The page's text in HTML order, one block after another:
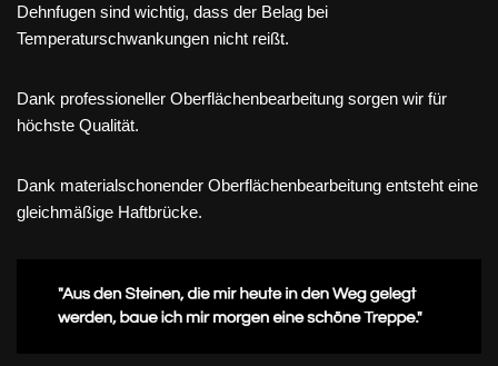
Dehnfugen sind wichtig, dass der Belag bei
Temperaturschwankungen nicht reißt.
Dank professioneller Oberflächenbearbeitung sorgen wir für
höchste Qualität.
Dank materialschonender Oberflächenbearbeitung entsteht eine
gleichmäßige Haftbrücke.